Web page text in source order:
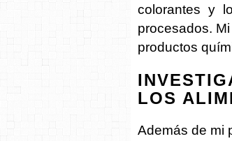
colorantes y
procesados.
productos
LOS
Además de mi